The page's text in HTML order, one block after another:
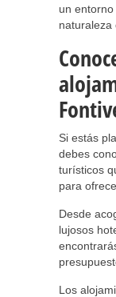
un
naturaleza
Si estás
debes
turísticos
para
Desde
lujosos
Los